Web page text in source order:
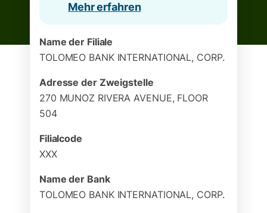
Mehr erfahren
Name der Filiale
TOLOMEO BANK INTERNATIONAL, CORP.
Adresse der Zweigstelle
270 MUNOZ RIVERA AVENUE, FLOOR
504
Filialcode
XXX
Name der Bank
TOLOMEO BANK INTERNATIONAL, CORP.